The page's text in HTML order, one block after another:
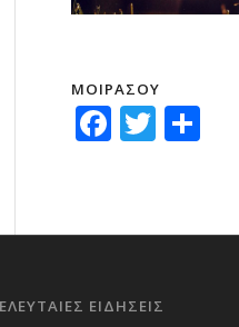
ΜΟΙΡΑΣΟΥ
ΕΙΔΗΣΕΙΣ